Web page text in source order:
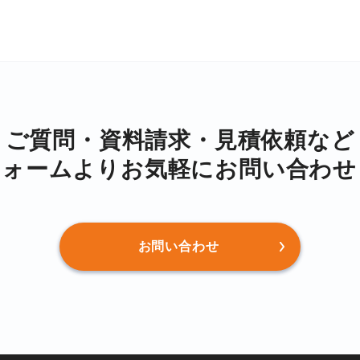
ご質問・資料請求・⾒積依頼など
ームより お気軽にお問い合わ
お問い合わせ